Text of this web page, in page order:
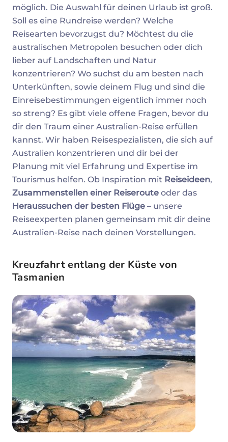
möglich. Die Auswahl für deinen Urlaub ist groß.
Soll es eine Rundreise werden? Welche
Reisearten bevorzugst du? Möchtest du die
australischen Metropolen besuchen oder dich
lieber auf Landschaften und Natur
konzentrieren? Wo suchst du am besten nach
Unterkünften, sowie deinem Flug und sind die
Einreisebestimmungen eigentlich immer noch
so streng? Es gibt viele offene Fragen, bevor du
dir den Traum einer Australien-Reise erfüllen
kannst. Wir haben Reisespezialisten, die sich auf
Australien konzentrieren und dir bei der
Planung mit viel Erfahrung und Expertise im
Tourismus helfen. Ob Inspiration mit Reiseideen,
Zusammenstellen einer Reiseroute oder das
Heraussuchen der besten Flüge – unsere
Reiseexperten planen gemeinsam mit dir deine
Australien-Reise nach deinen Vorstellungen.
Kreuzfahrt entlang der Küste von
Tasmanien